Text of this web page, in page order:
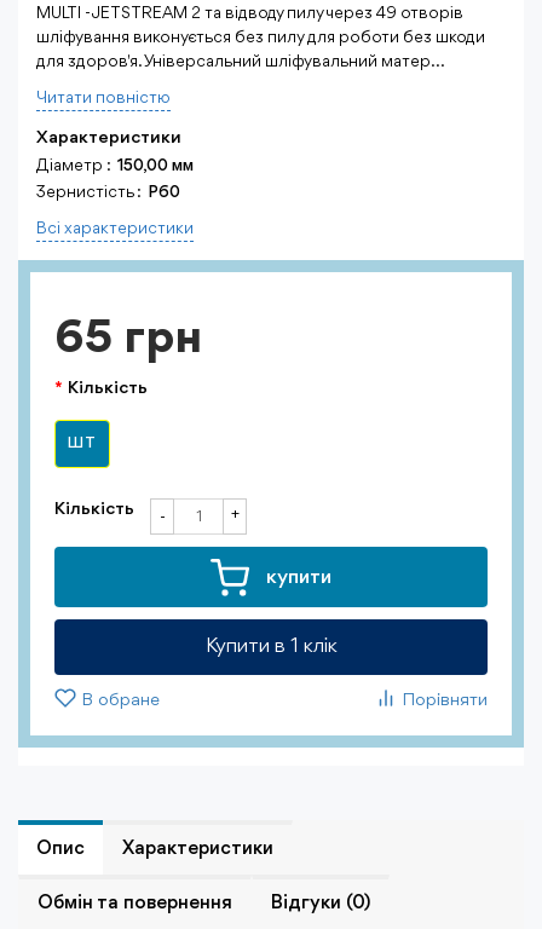
MULTI - JETSTREAM 2 та відводу пилу через 49 отворів
шліфування виконується без пилу для роботи без шкоди
для здоров'я. Універсальний шліфувальний матер...
Читати повнiстю
Характеристики
Діаметр : 150,00 мм
Зернистість :
P60
Всi характеристики
65 грн
Кількість
ШТ
Кількість +
-
купити
Купити в 1 клiк
Порівняти
В обране
Опис Характеристики
Обмiн та повернення Відгуки (0)